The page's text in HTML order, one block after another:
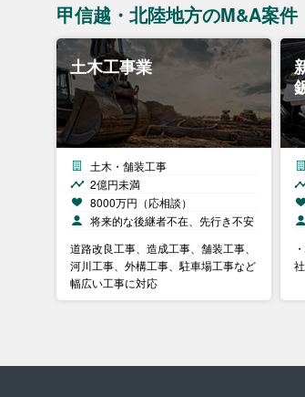
甲信越・北陸地方のM&A案件
土木工事業
土木・舗装工事
2億円未満
8000万円（応相談）
将来的な後継者不在、先行き不安
道路改良工事、造成工事、舗装工事、
河川工事、外構工事、駐車場工事など
幅広い工事に対応